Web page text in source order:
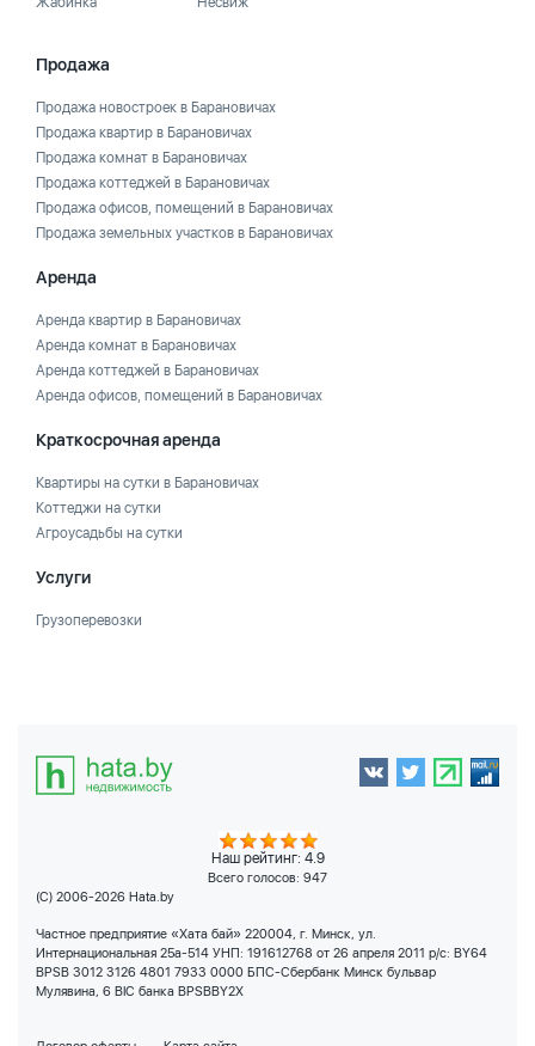
Продажа
Продажа новостроек в Барановичах
Продажа квартир в Барановичах
Продажа комнат в Барановичах
Продажа коттеджей в Барановичах
Продажа офисов, помещений в Барановичах
Продажа земельных участков в Барановичах
Аренда
Аренда квартир в Барановичах
Аренда комнат в Барановичах
Аренда коттеджей в Барановичах
Аренда офисов, помещений в Барановичах
Краткосрочная аренда
Квартиры на сутки в Барановичах
Коттеджи на сутки
Агроусадьбы на сутки
Услуги
Грузоперевозки
Наш рейтинг: 4.9
Всего голосов: 947
(C) 2006-2026 Hata.by
Частное предприятие «Хата бай» 220004, г. Минск, ул.
Интернациональная 25а-514 УНП: 191612768 от 26 апреля 2011 р/с: BY64
BPSB 3012 3126 4801 7933 0000 БПС-Сбербанк Минск бульвар
Мулявина, 6 BIC банка BPSBBY2X